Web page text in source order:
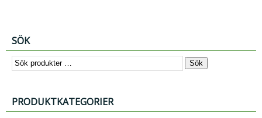
p
r
n
g
a
r
n
d
SÖK
Sök
PRODUKTKATEGORIER